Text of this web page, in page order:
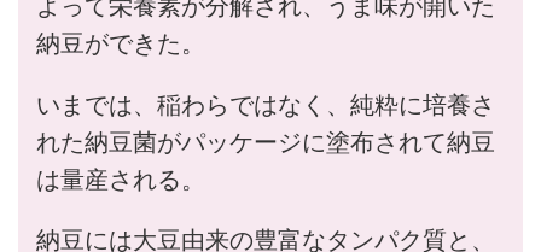
よって栄養素が分解され、うま味が開いた
納豆ができた。
いまでは、稲わらではなく、純粋に培養さ
れた納豆菌がパッケージに塗布されて納豆
は量産される。
納豆には大豆由来の豊富なタンパク質と、